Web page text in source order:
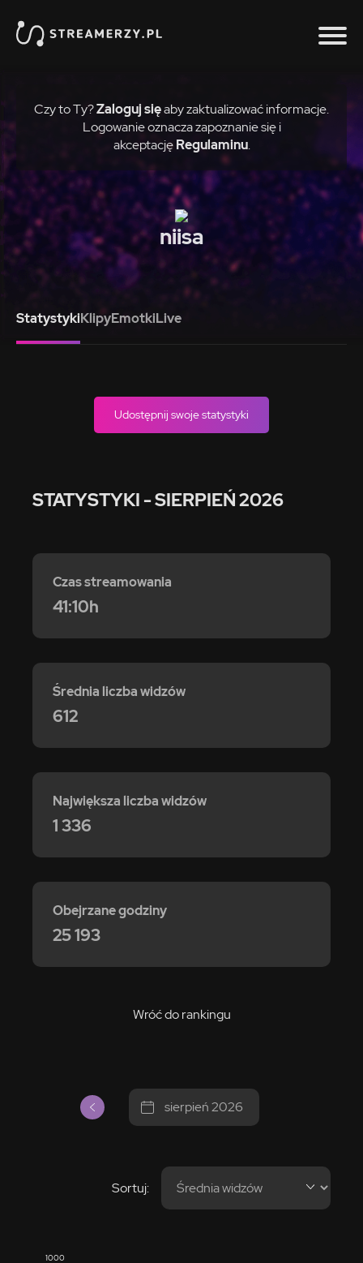
Czy to Ty?Zaloguj sięaby zaktualizować informacje.
Logowanie oznacza zapoznanie się i
akceptację Regulaminu.
niisa
StatystykiKlipyEmotkiLive
Udostępnij swoje statystyki
STATYSTYKI - SIERPIEŃ 2026
Wróć do rankingu
Czas streamowania
41:10h
Średnia liczba widzów
612
Największa liczba widzów
1 336
Obejrzane godziny
25 193
sierpień 2026
Sortuj:
1000